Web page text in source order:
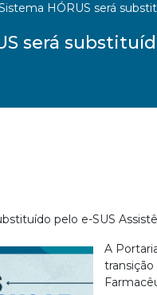
HÓRUS será
será
pelo e-SUS
A